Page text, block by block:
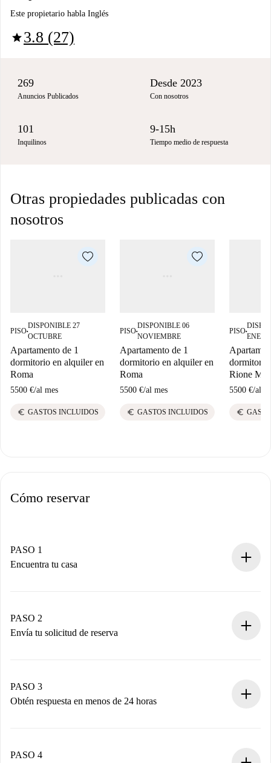
Este propietario habla Inglés
star3.8 (27)
269
Anuncios Publicados
Desde 2023
Con nosotros
101
Inquilinos
9-15h
Tiempo medio de respuesta
Otras propiedades publicadas con
nosotros
PISO■
DISPONIBLE 27
OCTUBRE
Apartamento de 1
dormitorio en alquiler en
Roma
5500 €/al mes
euro GASTOS INCLUIDOS
PISO■
DISPONIBLE 06
NOVIEMBRE
Apartamento de 1
dormitorio en alquiler en
Roma
5500 €/al mes
euro GASTOS INCLUIDOS
PISO■
dormitorio
Rione
5500 €/al
euro
Cómo reservar
PASO 1
Encuentra tu casa
Tienes toda la información necesaria por adelantado.
PASO 2
Envía tu solicitud de reserva
propietario acepte.
PASO 3
Obtén respuesta en menos de 24 horas
contacto con el propietario.
PASO 4